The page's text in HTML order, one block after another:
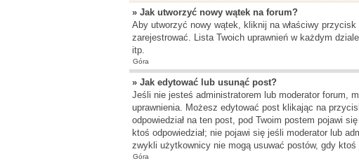
» Jak utworzyć nowy wątek na forum?
Aby utworzyć nowy wątek, kliknij na właściwy
zarejestrować. Lista Twoich uprawnień w każdym
itp.
Góra
» Jak edytować lub usunąć post?
Jeśli nie jesteś administratorem lub moderator forum,
uprawnienia. Możesz edytować post klikając na
odpowiedział na ten post, pod Twoim postem pojawi
ktoś odpowiedział; nie pojawi się jeśli moderator lub
zwykli użytkownicy nie mogą usuwać postów, gdy ktoś
Góra